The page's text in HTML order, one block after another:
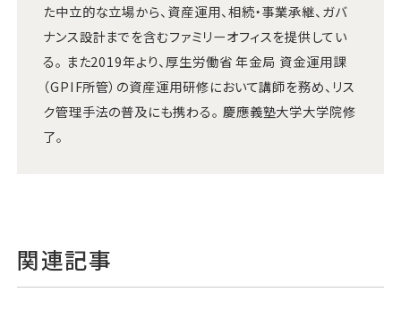
た中立的な立場から、資産運用、相続・事業承継、ガバ
ナンス設計までを含むファミリーオフィスを提供してい
る。 また2019年より、厚生労働省 年金局 資金運用課
（GPIF所管）の資産運用研修において講師を務め、リス
ク管理手法の普及にも携わる。 慶應義塾大学大学院修
了。
関連記事